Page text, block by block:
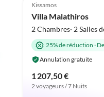
Grüße Familie Heißler
Kissamos
Villa Malathiros
2 Chambres· 2 Salles
25% de réduction ·
Annulation gratuite
1 207,50 €
2 voyageurs / 7 Nuits